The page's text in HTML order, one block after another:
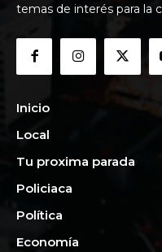
temas de interés para la
Inicio
Local
Tu proxima parada
Policiaca
Política
Economía